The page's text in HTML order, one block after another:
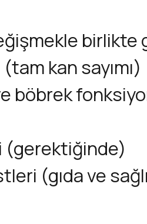
kan sayımı)
böbrek
(gerektiğinde)
(gıda ve